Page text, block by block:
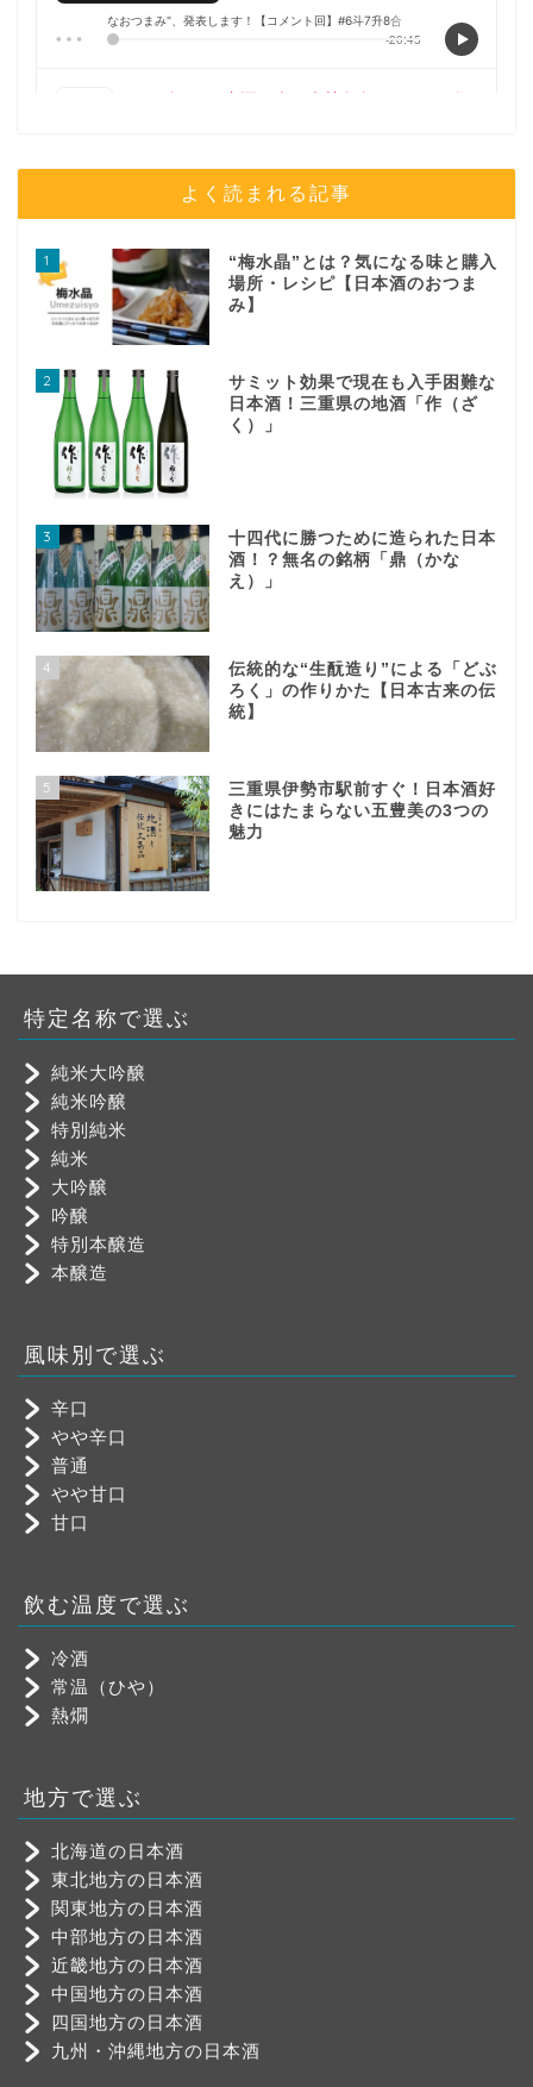
よく読まれる記事
1
“梅水晶”とは？気になる味と購入
場所・レシピ【日本酒のおつま
み】
2
サミット効果で現在も入手困難な
日本酒！三重県の地酒「作（ざ
く）」
3
十四代に勝つために造られた日本
酒！？無名の銘柄「鼎（かな
え）」
4
伝統的な“生酛造り”による「どぶ
ろく」の作りかた【日本古来の伝
統】
5
三重県伊勢市駅前すぐ！日本酒好
きにはたまらない五豊美の3つの
魅力
特定名称で選ぶ
純米大吟醸
純米吟醸
特別純米
純米
大吟醸
吟醸
特別本醸造
本醸造
風味別で選ぶ
辛口
やや辛口
普通
やや甘口
甘口
飲む温度で選ぶ
冷酒
常温（ひや）
熱燗
地方で選ぶ
北海道の日本酒
東北地方の日本酒
関東地方の日本酒
中部地方の日本酒
近畿地方の日本酒
中国地方の日本酒
四国地方の日本酒
九州・沖縄地方の日本酒